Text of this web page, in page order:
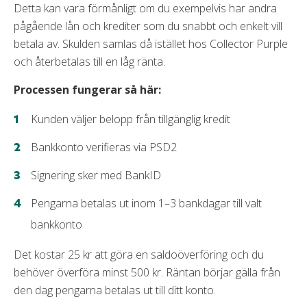
Detta kan vara förmånligt om du exempelvis har andra
pågående lån och krediter som du snabbt och enkelt vill
betala av. Skulden samlas då istället hos Collector Purple
och återbetalas till en låg ränta.
Processen fungerar så här:
Kunden väljer belopp från tillgänglig kredit
Bankkonto verifieras via PSD2
Signering sker med BankID
Pengarna betalas ut inom 1–3 bankdagar till valt
bankkonto
Det kostar 25 kr att göra en saldoöverföring och du
behöver överföra minst 500 kr. Räntan börjar gälla från
den dag pengarna betalas ut till ditt konto.